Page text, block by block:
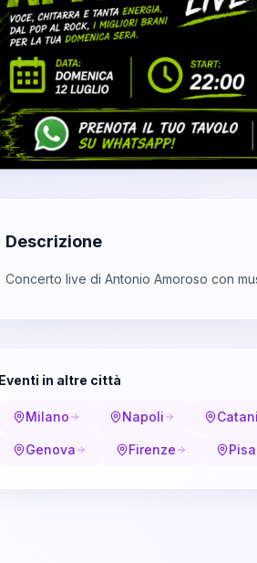
Descrizione
Concerto live di Antonio Amoroso con
Eventi in altre città
Milano Napoli
Genova Firenze Pisa